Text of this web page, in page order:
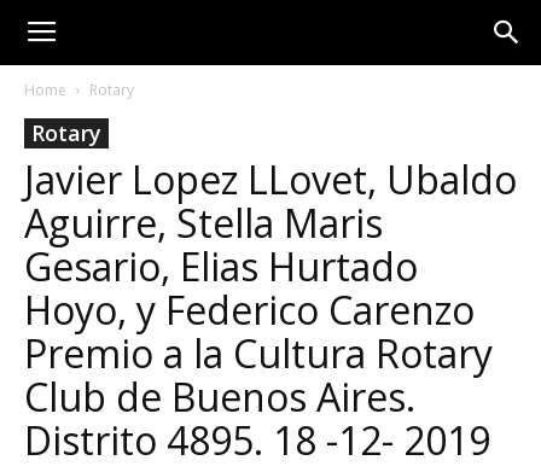
Home Rotary
Rotary
Javier Lopez LLovet, Ubaldo
Aguirre, Stella Maris
Gesario, Elias Hurtado
Hoyo, y Federico Carenzo
Premio a la Cultura Rotary
Club de Buenos Aires.
Distrito 4895. 18 -12- 2019